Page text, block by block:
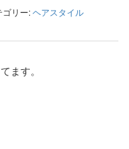
ゴリー:ヘアスタイル
ます。